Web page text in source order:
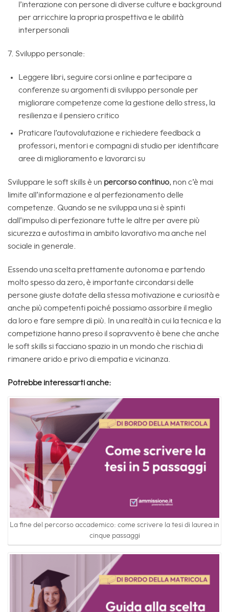
l’interazione con persone di diverse culture e background
per arricchire la propria prospettiva e le abilità
interpersonali
7. Sviluppo personale:
Leggere libri, seguire corsi online e partecipare a
conferenze su argomenti di sviluppo personale per
migliorare competenze come la gestione dello stress, la
resilienza e il pensiero critico
Praticare l’autovalutazione e richiedere feedback a
professori, mentori e compagni di studio per identificare
aree di miglioramento e lavorarci su
Sviluppare le soft skills è un percorso continuo, non c’è mai
limite all’informazione e al perfezionamento delle
competenze. Quando se ne sviluppa una si è spinti
dall’impulso di perfezionare tutte le altre per avere più
sicurezza e autostima in ambito lavorativo ma anche nel
sociale in generale.
Essendo una scelta prettamente autonoma e partendo
molto spesso da zero, è importante circondarsi delle
persone giuste dotate della stessa motivazione e curiosità e
anche più competenti poiché possiamo assorbire il meglio
da loro e fare sempre di più. In una realtà in cui la tecnica e la
competizione hanno preso il sopravvento è bene che anche
le soft skills si facciano spazio in un mondo che rischia di
rimanere arido e privo di empatia e vicinanza.
Potrebbe interessarti anche:
La fine del percorso accademico: come scrivere la tesi di laurea in
cinque passaggi